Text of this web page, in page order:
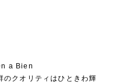
a Bien
のクオリティはひときわ輝